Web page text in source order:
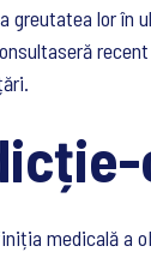
greutatea lor în
medicală a